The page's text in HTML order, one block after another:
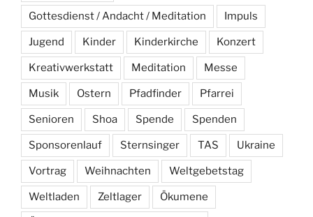
Gottesdienst / Andacht / Meditation Impuls
Jugend Kinder Kinderkirche Konzert
Kreativwerkstatt Meditation Messe
Musik Ostern Pfadfinder Pfarrei
Senioren Shoa Spende Spenden
Sponsorenlauf Sternsinger TAS Ukraine
Vortrag Weihnachten Weltgebetstag
Weltladen Zeltlager Ökumene